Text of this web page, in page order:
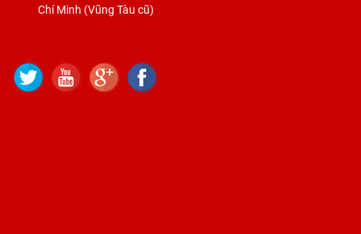
Chí Minh (Vũng Tàu cũ)